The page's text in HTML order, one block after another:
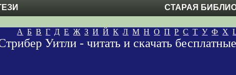
СТАРАЯ
А Б В Г Д Е Ж З И Й К Л М Н О П Р С Т У Ф Х
Уитли - читать и скачать